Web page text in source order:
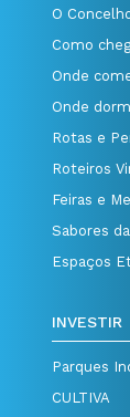
O
Como
Onde
Onde
Rotas e
Roteiros
Feiras e
Sabores
Espaços
INVESTIR
Parques
CULTIVA